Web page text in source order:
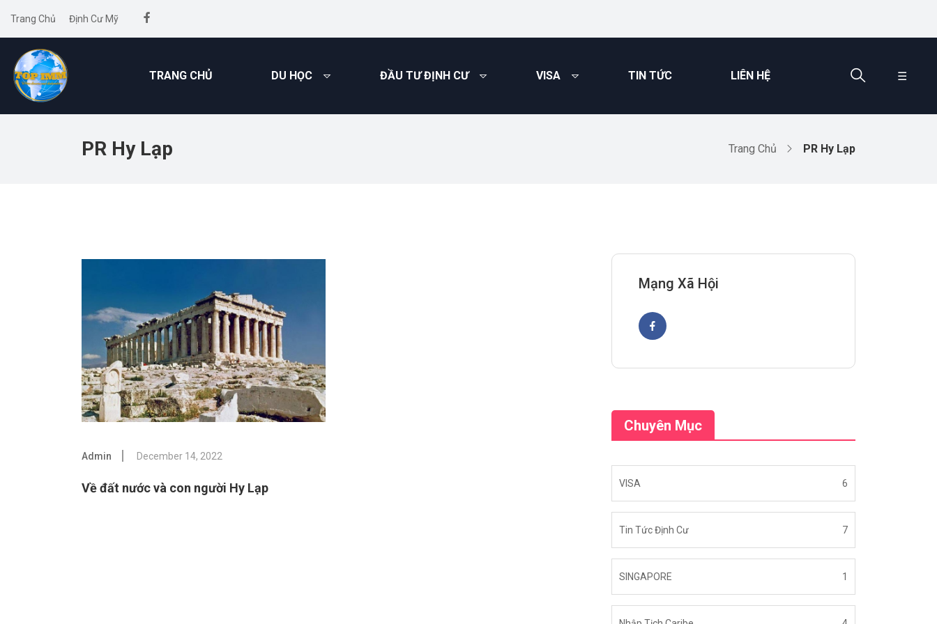
Trang Chủ Định Cư Mỹ
TRANG CHỦ DU HỌC ĐẦU TƯ ĐỊNH CƯ VISA TIN TỨC LIÊN HỆ ☰
PR Hy Lạp Trang Chủ PR Hy Lạp
Admin December 14, 2022
Về đất nước và con người Hy Lạp
Mạng Xã Hội
Chuyên Mục
VISA 6
Tin Tức Định Cư 7
SINGAPORE 1